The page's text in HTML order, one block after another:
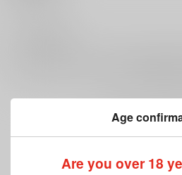
まだレビューはあ
Age
Are you over 18